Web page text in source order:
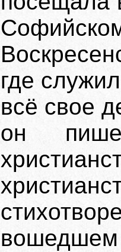
где
всё свое
он
вошедшем